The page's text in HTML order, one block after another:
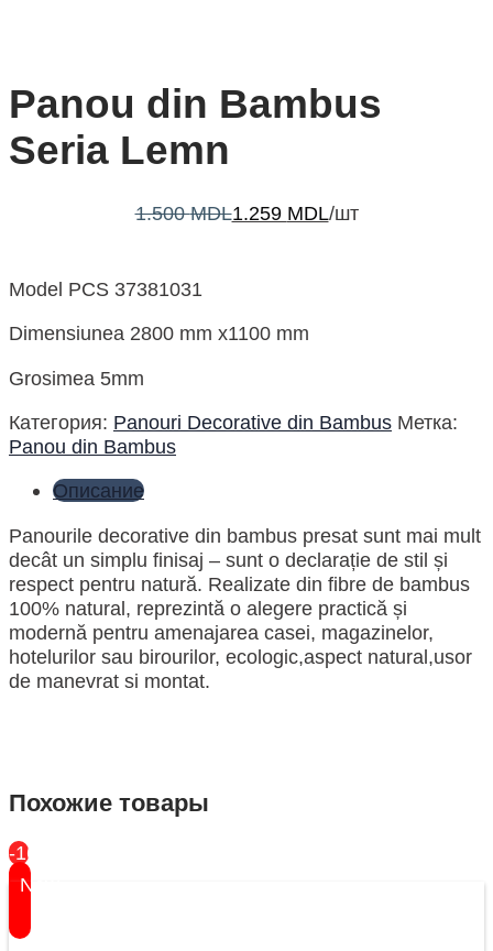
Panou din Bambus
Seria Lemn
1.500MDL1.259 MDL/шт
Model PCS 37381031
Dimensiunea 2800 mm x1100 mm
Grosimea 5mm
Категория: Panouri Decorative din Bambus Метка:
Panou din Bambus
Описание
Panourile decorative din bambus presat sunt mai mult
decât un simplu finisaj – sunt o declarație de stil și
respect pentru natură. Realizate din fibre de bambus
100% natural, reprezintă o alegere practică și
modernă pentru amenajarea casei, magazinelor,
hotelurilor sau birourilor, ecologic,aspect natural,usor
de manevrat si montat.
Похожие товары
-16%
New